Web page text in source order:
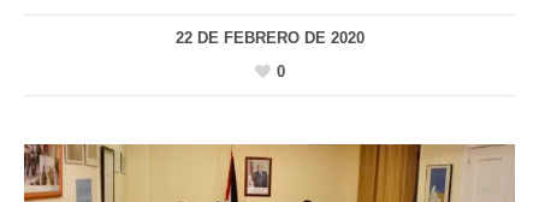
22 DE FEBRERO DE 2020
0